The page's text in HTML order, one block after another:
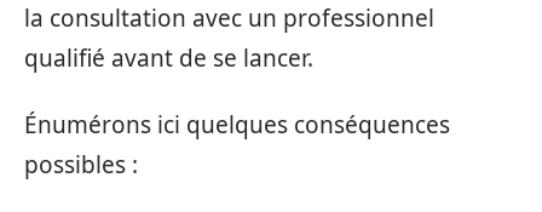
la consultation avec un professionnel
qualifié avant de se lancer.
Énumérons ici quelques conséquences
possibles :